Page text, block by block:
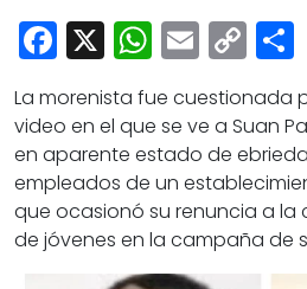
Deportes
OpiniónFacebook
X Email
Link
La morenista fue cuestionada
video en el que se ve a Suan
en aparente estado de
empleados de un
que ocasionó su renuncia a
de jóvenes en la campaña de